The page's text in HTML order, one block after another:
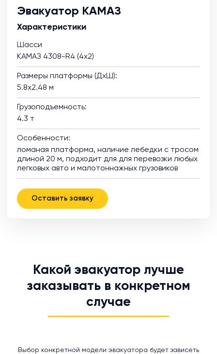
Эвакуатор КАМАЗ
Характеристики
Шасси
КАМАЗ 4308-R4 (4х2)
Размеры платформы (ДхШ):
5.8х2.48 м
Грузоподъемность:
4.3 т
Особенности:
ломаная платформа, наличие лебедки с тросом
длиной 20 м, подходит для для перевозки любых
легковых авто и малотоннажных грузовиков
Оставить заявку
Какой эвакуатор лучше
заказывать в конкретном
случае
Выбор конкретной модели эвакуатора будет зависеть